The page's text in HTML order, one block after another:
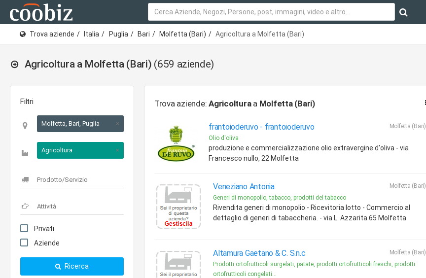
Trova aziende Italia Puglia Bari Molfetta (Bari) Agricoltura a Molfetta (Bari)
Agricoltura a Molfetta (Bari) (659 aziende)
Filtri
Molfetta, Bari, Puglia ×
Agricoltura ×
Privati
Aziende
Ricerca
Trova aziende:Agricolturaa Molfetta (Bari)
frantoioderuvo - frantoioderuvo
Molfetta (Bari)
Olio d'oliva
produzione e commercializzazione olio extravergine d'oliva - via
Francesco nullo, 22 Molfetta
Veneziano Antonia
Molfetta (Bari)
Generi di monopolio, tabacco, prodotti del tabacco
Rivendita generi di monopolio - Ricevitoria lotto - Commercio al
dettaglio di generi di tabaccheria. - via L. Azzarita 65 Molfetta
Altamura Gaetano & C. S.n.c
Molfetta (Bari)
Prodotti ortofrutticoli surgelati, patate, prodotti ortofrutticoli freschi, prodotti
ortofrutticoli congelati...